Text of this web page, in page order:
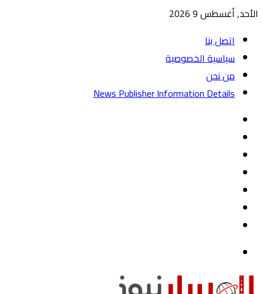
الأحد, أغسطس 9 2026
اتصل بنا
سياسية الخصوصية
من نحن
News Publisher Information Details